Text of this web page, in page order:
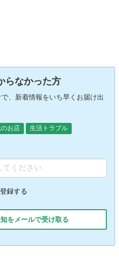
らなかった方
、新着情報をいち早くお届け出
お店
生活トラブル
録する
をメールで受け取る